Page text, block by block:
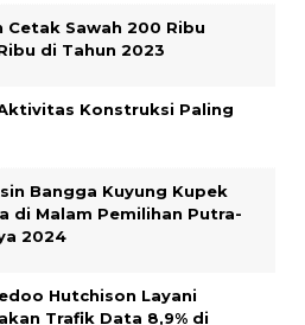
Cetak Sawah 200 Ribu
di Tahun 2023
Konstruksi Paling
Bangga Kuyung Kupek
di Malam Pemilihan Putra-
2024
Hutchison Layani
Trafik Data 8,9% di